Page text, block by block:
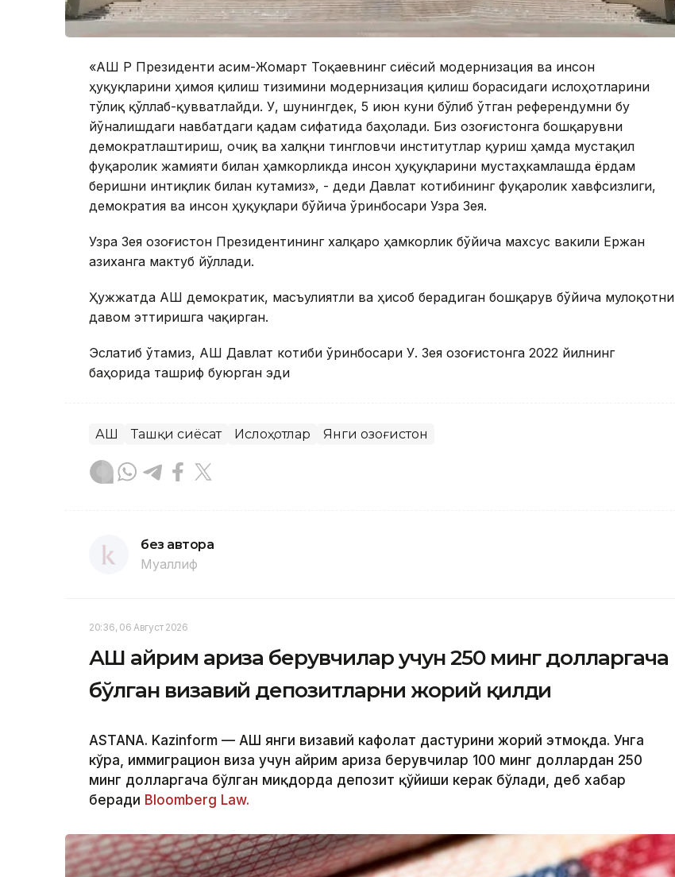
«АҚШ ҚР Президенти Қасим-Жомарт Тоқаевнинг сиёсий модернизация ва инсон
ҳуқуқларини ҳимоя қилиш тизимини модернизация қилиш борасидаги ислоҳотларини
тўлиқ қўллаб-қувватлайди. У, шунингдек, 5 июн куни бўлиб ўтган референдумни бу
йўналишдаги навбатдаги қадам сифатида баҳолади. Биз Қозоғистонга бошқарувни
демократлаштириш, очиқ ва халқни тингловчи институтлар қуриш ҳамда мустақил
фуқаролик жамияти билан ҳамкорликда инсон ҳуқуқларини мустаҳкамлашда ёрдам
беришни интиқлик билан кутамиз», - деди Давлат котибининг фуқаролик хавфсизлиги,
демократия ва инсон ҳуқуқлари бўйича ўринбосари Узра Зея.
Узра Зея Қозоғистон Президентининг халқаро ҳамкорлик бўйича махсус вакили Ержан
Қазиханга мактуб йўллади.
Ҳужжатда АҚШ демократик, масъулиятли ва ҳисоб берадиган бошқарув бўйича мулоқотни
давом эттиришга чақирган.
Эслатиб ўтамиз, АҚШ Давлат котиби ўринбосари У. Зея Қозоғистонга 2022 йилнинг
баҳорида ташриф буюрган эди
АҚШ Ташқи сиёсат Ислоҳотлар Янги Қозоғистон
без автора
Муаллиф
20:36, 06 Август 2026
АҚШ айрим ариза берувчилар учун 250 минг долларгача
бўлган визавий депозитларни жорий қилди
ASTANA. Kazinform — АҚШ янги визавий кафолат дастурини жорий этмоқда. Унга
кўра, иммиграцион виза учун айрим ариза берувчилар 100 минг доллардан 250
минг долларгача бўлган миқдорда депозит қўйиши керак бўлади, деб хабар
беради Bloomberg Law.